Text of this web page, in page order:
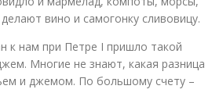
вино и самогонку сливовицу.
к нам при Петре I пришло такой
Многие не знают, какая разница
и джемом. По большому счету –